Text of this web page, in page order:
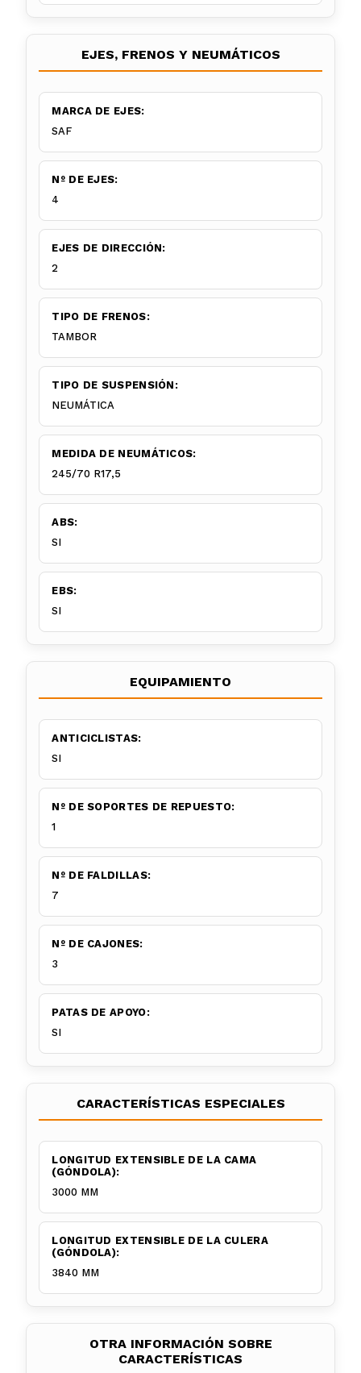
EJES, FRENOS Y NEUMÁTICOS
MARCA DE EJES:
SAF
Nº DE EJES:
4
EJES DE DIRECCIÓN:
2
TIPO DE FRENOS:
TAMBOR
TIPO DE SUSPENSIÓN:
NEUMÁTICA
MEDIDA DE NEUMÁTICOS:
245/70 R17,5
ABS:
SI
EBS:
SI
EQUIPAMIENTO
ANTICICLISTAS:
SI
Nº DE SOPORTES DE REPUESTO:
1
Nº DE FALDILLAS:
7
Nº DE CAJONES:
3
PATAS DE APOYO:
SI
CARACTERÍSTICAS ESPECIALES
LONGITUD EXTENSIBLE DE LA CAMA
(GÓNDOLA):
3000 MM
LONGITUD EXTENSIBLE DE LA CULERA
(GÓNDOLA):
3840 MM
OTRA INFORMACIÓN SOBRE
CARACTERÍSTICAS